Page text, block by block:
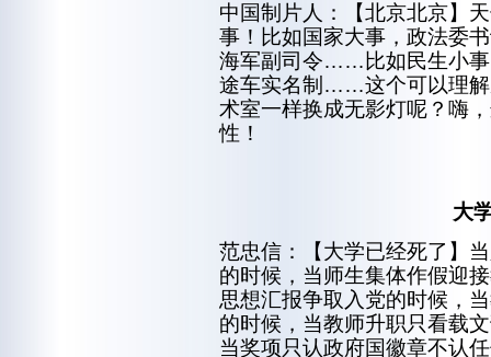
中国制片人：【北京北京】
事！比如国家大事，政法委
海军副司令……比如民生小事
途车实名制……这个可以理解
术室一样换成无影灯呢？嗨
性！
大
范忠信：【大学已经死了】
的时候，当师生集体作假迎
思想汇报争取入党的时候，
的时候，当教师升职只看载
当奖项只认政府国徽章不认